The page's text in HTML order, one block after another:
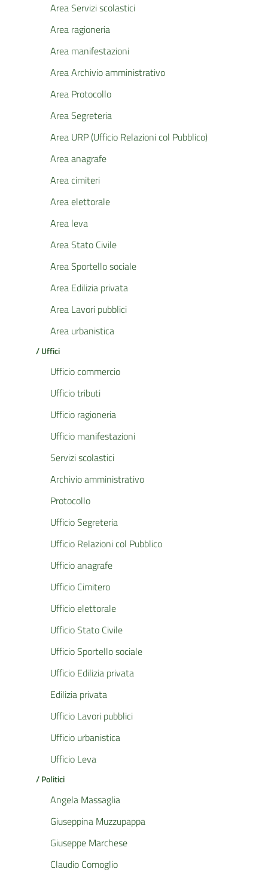
Area Servizi scolastici
Area ragioneria
Area manifestazioni
Area Archivio amministrativo
Area Protocollo
Area Segreteria
Area URP (Ufficio Relazioni col Pubblico)
Area anagrafe
Area cimiteri
Area elettorale
Area leva
Area Stato Civile
Area Sportello sociale
Area Edilizia privata
Area Lavori pubblici
Area urbanistica
/ Uffici
Ufficio commercio
Ufficio tributi
Ufficio ragioneria
Ufficio manifestazioni
Servizi scolastici
Archivio amministrativo
Protocollo
Ufficio Segreteria
Ufficio Relazioni col Pubblico
Ufficio anagrafe
Ufficio Cimitero
Ufficio elettorale
Ufficio Stato Civile
Ufficio Sportello sociale
Ufficio Edilizia privata
Edilizia privata
Ufficio Lavori pubblici
Ufficio urbanistica
Ufficio Leva
/ Politici
Angela Massaglia
Giuseppina Muzzupappa
Giuseppe Marchese
Claudio Comoglio